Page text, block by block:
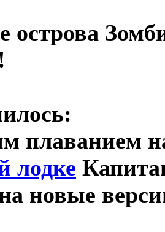
острова
плаванием
лодке
новые